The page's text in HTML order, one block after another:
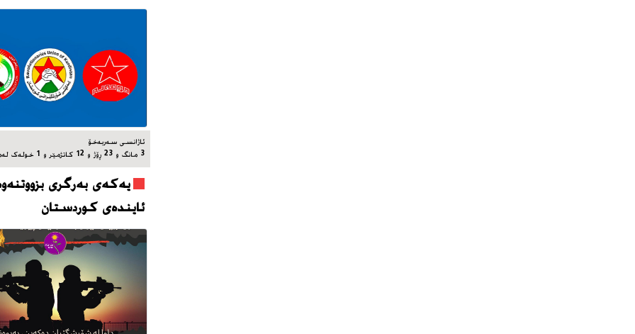
ئاژانسی سه‌ربه‌خۆ
3 مانگ و 23 ڕۆژ و 12 کاتژمێر و 1 خوله‌ک له‌مه‌وپێش‌
یه‌که‌ی به‌رگری
ئاینده‌ی کوردستان